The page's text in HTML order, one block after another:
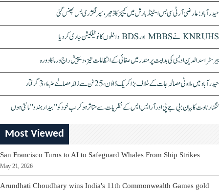
حیدرآباد: عارضی آر ٹی سی بس اسٹینڈ بارش میں کیچڑ کا ڈھیر، سپر لگژری بس پھنس گئی
KNRUHS نے MBBS اور BDS داخلوں کا نوٹیفکیشن جاری کر دیا
بیرسٹر اسدالدین اویسی کی ہدایت پر مندر میں صفائی کے انتظامات تیز، دیپیش راج ورما کا دورہ
حیدرآباد میں ملاوٹی مصالحہ جات کے خلاف بڑا کریک ڈاؤن، 25 ٹن سے زائد مصالحے ضبط، 3 گرفتار
کنگنا رناوت کا بیان: بی جے پی اور آر ایس ایس کے نظریات سے متاثر ہو کر اب خود کو "بیدار ہندو" مانتی ہوں
Most Viewed
San Francisco Turns to AI to Safeguard Whales From Ship Strikes
May 21, 2026
Arundhati Choudhary wins India's 11th Commonwealth Games gold